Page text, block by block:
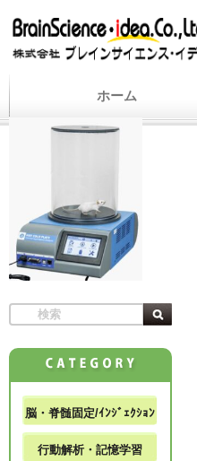
ホーム
脳・脊髄固定/ｲﾝｼﾞｪｸｼｮﾝ
行動解析・記憶学習